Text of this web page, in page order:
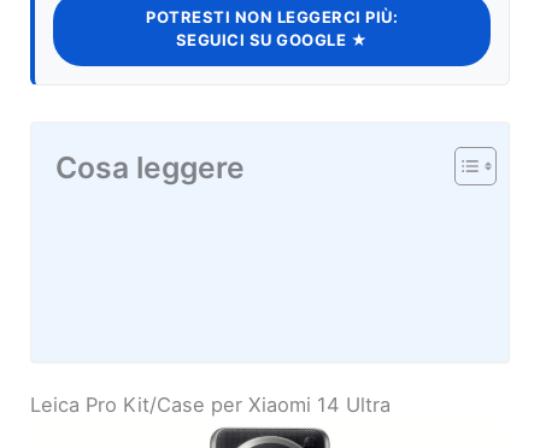
POTRESTI NON LEGGERCI PIÙ:
SEGUICI SU GOOGLE ★
Cosa leggere
Leica Pro Kit/Case per Xiaomi 14 Ultra